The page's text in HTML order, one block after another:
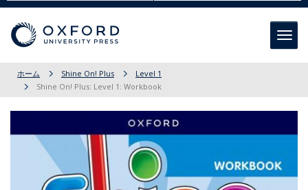
ホーム Shine On! Plus
Level 1
Shine On! Plus: Level 1: Workbook